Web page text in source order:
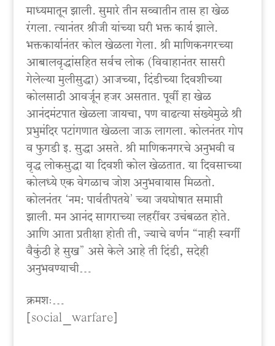
माध्यमातून झाली. सुमारे तीन सव्वातीन तास हा खेळ
रंगला. त्यानंतर श्रीजी यांच्या घरी भक्त कार्य झाले.
भक्तकार्यानंतर कोल खेळला गेला. श्री माणिकनगरच्या
आबालवृद्धांसहित सर्वच लोक (विवाहानंतर सासरी
गेलेल्या मुलीसुद्धा) आजच्या, दिंडीच्या दिवशीच्या
कोलसाठी आवर्जून हजर असतात. पूर्वी हा खेळ
आनंदमंटपात खेळला जायचा, पण वाढत्या संख्येमुळे श्री
प्रभुमंदिर पटांगणात खेळला जाऊ लागला. कोलनंतर गोप
व फुगडी इ. सुद्धा असते. श्री माणिकनगरचे अनुभवी व
वृद्ध लोकसुद्धा या दिवशी कोल खेळतात. या दिवसाच्या
कोलध्ये एक वेगळाच जोश अनुभवायास मिळतो.
कोलनंतर ‘नम: पार्वतीपतये’ च्या जयघोषात समाप्ती
झाली. मन आनंद सागराच्या लहरींवर उचंबळत होते.
आणि आता प्रतीक्षा होती ती, ज्याचे वर्णन “नाही स्वर्गी
वैकुंठी हे सुख” असे केले आहे ती दिंडी, सदेही
अनुभवण्याची…
क्रमशः…
[social_warfare]